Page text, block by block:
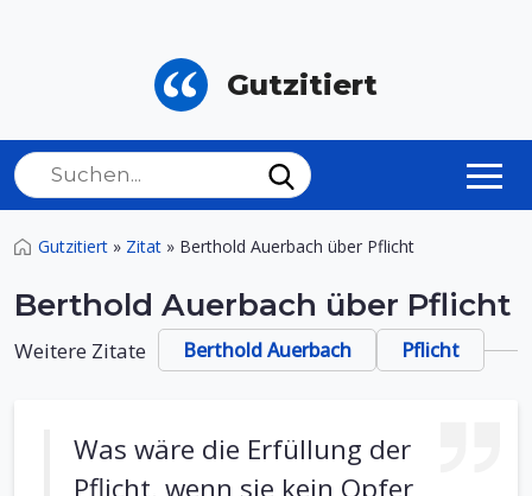
Gutzitiert
Gutzitiert » Zitat » Berthold Auerbach über Pflicht
Berthold Auerbach über Pflicht
Weitere Zitate Berthold Auerbach Pflicht
Was wäre die Erfüllung der
Pflicht, wenn sie kein Opfer